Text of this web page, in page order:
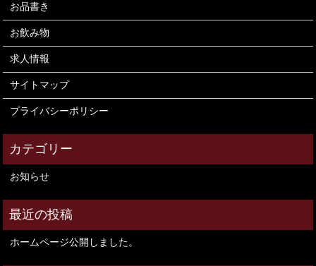
お品書き
お飲み物
求人情報
サイトマップ
プライバシーポリシー
お知らせ
ホームページ公開しました。